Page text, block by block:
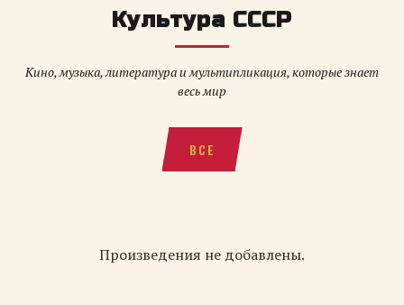
Культура СССР
Кино, музыка, литература и мультипликация, которые знает
весь мир
ВСЕ
Произведения не добавлены.